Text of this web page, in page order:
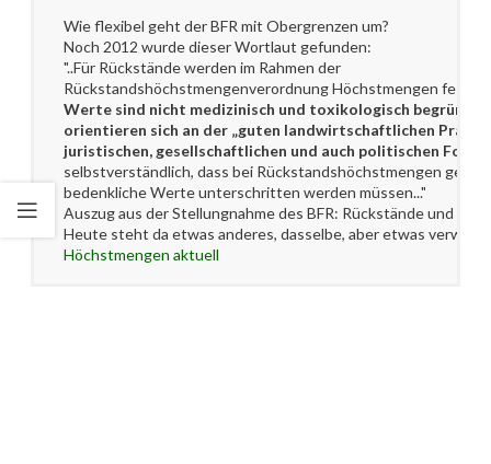
Wie flexibel geht der BFR mit Obergrenzen um?
Noch 2012 wurde dieser Wortlaut gefunden:
"..Für Rückstände werden im Rahmen der
Rückstandshöchstmengenverordnung Höchstmengen
Werte sind nicht medizinisch und toxikologisch
orientieren sich an der „guten landwirtschaftlichen
juristischen, gesellschaftlichen und auch politischen
selbstverständlich, dass bei Rückstandshöchstmengen
bedenkliche Werte unterschritten werden müssen..."
Auszug aus der Stellungnahme des BFR: Rückstände und
Heute steht da etwas anderes, dasselbe, aber etwas
Höchstmengen aktuell